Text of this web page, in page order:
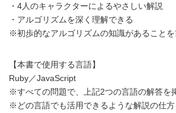
・4人のキャラクターによるやさしい解説
・アルゴリズムを深く理解できる
※初歩的なアルゴリズムの知識があること
【本書で使用する言語】
Ruby／JavaScript
※すべての問題で、上記2つの言語の解答を
※どの言語でも活用できるような解説の仕